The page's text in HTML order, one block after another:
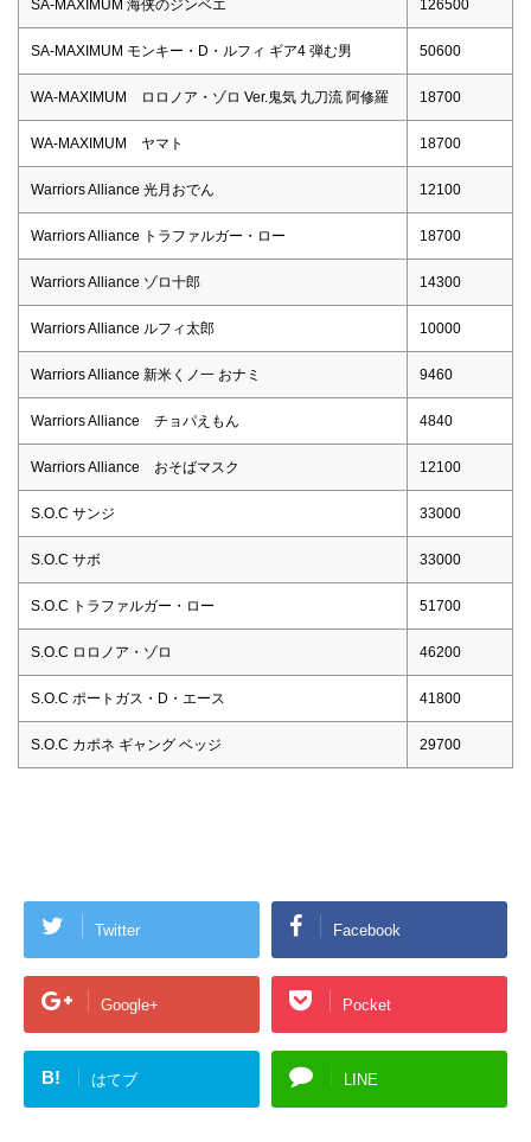
SA-MAXIMUM 海侠のジンベエ 126500
SA-MAXIMUM モンキー・D・ルフィ ギア4 弾む男 50600
WA-MAXIMUM ロロノア・ゾロ Ver.鬼気 九刀流 阿修羅 18700
WA-MAXIMUM ヤマト 18700
Warriors Alliance 光月おでん 12100
Warriors Alliance トラファルガー・ロー 18700
Warriors Alliance ゾロ十郎 14300
Warriors Alliance ルフィ太郎 10000
Warriors Alliance 新米くノ一 おナミ 9460
Warriors Alliance チョパえもん 4840
Warriors Alliance おそばマスク 12100
S.O.C サンジ 33000
S.O.C サボ 33000
S.O.C トラファルガー・ロー 51700
S.O.C ロロノア・ゾロ 46200
S.O.C ポートガス・D・エース 41800
S.O.C カポネ ギャング ベッジ 29700
Twitter Facebook
Google+ Pocket
B! はてブ LINE